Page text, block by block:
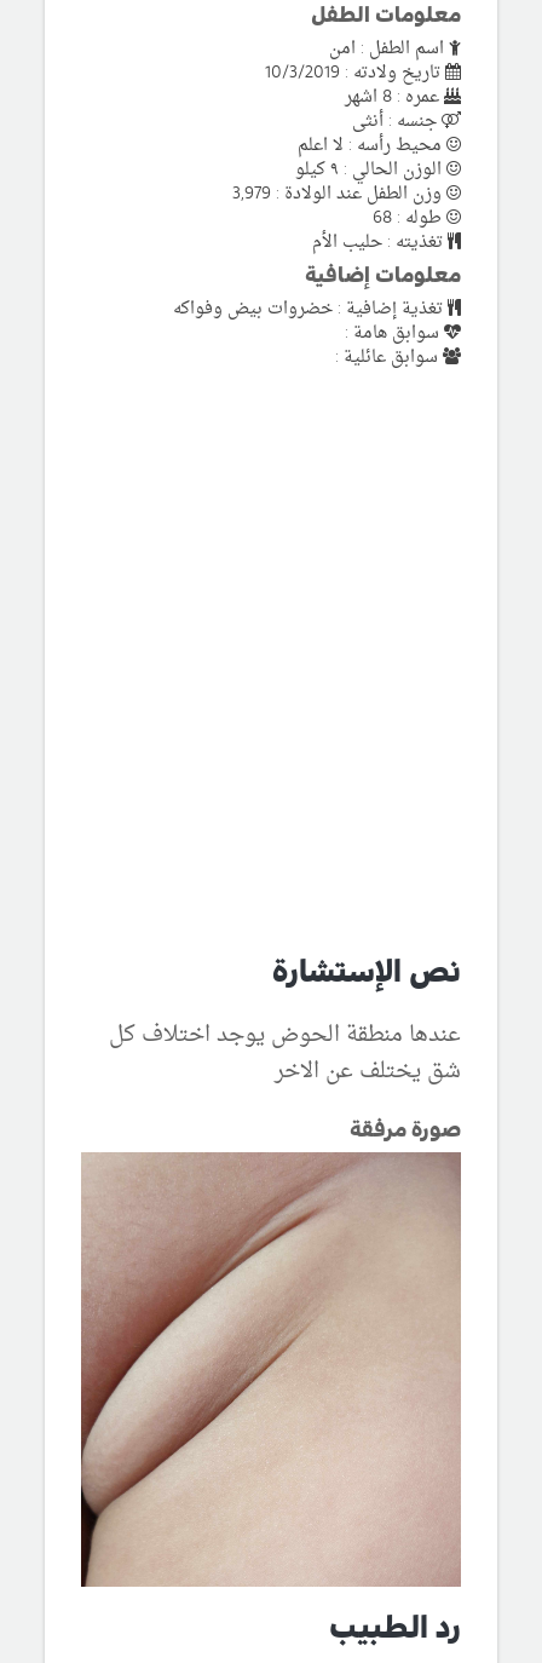
معلومات الطفل
اسم الطفل : امن
تاريخ ولادته : 10/3/2019
عمره : 8 اشهر
جنسه : أنثى
محيط رأسه : لا اعلم
الوزن الحالي : ٩ كيلو
وزن الطفل عند الولادة : 3,979
طوله : 68
تغذيته : حليب الأم
معلومات إضافية
تغذية إضافية : خضروات بيض وفواكه
سوابق هامة :
سوابق عائلية :
نص الإستشارة
عندها منطقة الحوض يوجد اختلاف كل
شق يختلف عن الاخر
صورة مرفقة
رد الطبيب